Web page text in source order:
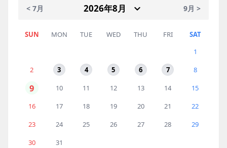
< 7月 9月 >
SUN MON TUE WED THU FRI
SAT
1
2
3 4 5 6 7 8
9 10 11 12 13 14
15
16
17 18 19 20 21
22
23
24 25 26 27 28
29
30
31